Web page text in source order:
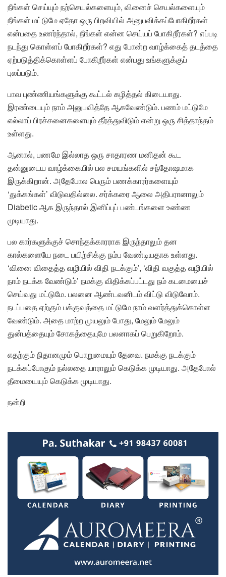
நீங்கள் செய்யும் நற்செயல்களையும், வினைச் செயல்களையும்
நீங்கள் மட்டுமே ஏதோ ஒரு பிறவியில் அனுபவிக்கப்போகிறீர்கள்
என்பதை உணர்ந்தால், நீங்கள் என்ன செய்யப் போகிறீர்கள்? எப்படி
நடந்து கொள்ளப் போகிறீர்கள்? எது போன்ற வாழ்க்கைத் தடத்தை
ஏற்படுத்திக்கொள்ளப் போகிறீர்கள் என்பது உங்களுக்குப்
புலப்படும்.
பாவ புண்ணியங்களுக்கு கூட்டல் கழித்தல் கிடையாது.
இரண்டையும் நாம் அனுபவித்தே ஆகவேண்டும். பணம் மட்டுமே
எல்லாப் பிரச்சனைகளையும் தீர்த்துவிடும் என்று ஒரு சித்தாந்தம்
உள்ளது.
ஆனால், பணமே இல்லாத ஒரு சாதாரண மனிதன் கூட
தன்னுடைய வாழ்க்கையில் பல சமயங்களில் சந்தோஷமாக
இருக்கிறான். அதேபோல பெரும் பணக்காரர்களையும்
‘துக்கங்கள்’ விடுவதில்லை. சர்க்கரை ஆலை அதிபரானாலும்
Diabetic ஆக இருந்தால் இனிப்புப் பண்டங்களை உண்ண
முடியாது.
பல கார்களுக்குச் சொந்தக்காரராக இருந்தாலும் தன
கால்களையே நடை பயிற்சிக்கு நம்ப வேண்டியதாக உள்ளது.
‘வினை விதைத்த வழியில் விதி நடக்கும்’, ‘விதி வகுத்த வழியில்
நாம் நடக்க வேண்டும்’ நமக்கு விதிக்கப்பட்டது நம் கடமையைச்
செய்வது மட்டுமே. பலனை ஆண்டவனிடம் விட்டு விடுவோம்.
நடப்பதை ஏற்கும் பக்குவத்தை மட்டுமே நாம் வளர்த்துக்கொள்ள
வேண்டும். அதை மாற்ற முயலும் போது, மேலும் மேலும்
துன்பத்தையும் சோகத்தையுமே பலனாகப் பெறுகிறோம்.
எதற்கும் நிதானமும் பொறுமையும் தேவை. நமக்கு நடக்கும்
நடக்கப்போகும் நல்லதை யாராலும் கெடுக்க முடியாது. அதேபோல்
தீமையையும் கெடுக்க முடியாது.
நன்றி